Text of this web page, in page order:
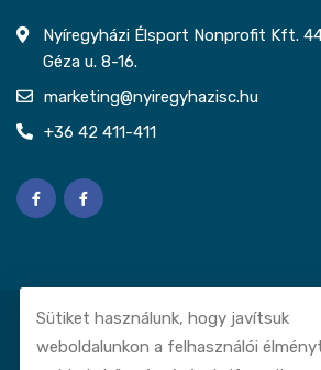
Nyíregyházi Élsport Nonprofit Kft.
Géza u. 8-16.
marketing@nyiregyhazisc.hu
+36 42 411-411
© Copyright Nyíregyházi Élsport
fenntartva.
Sütiket használunk, hogy javítsuk
weboldalunkon a felhasználói